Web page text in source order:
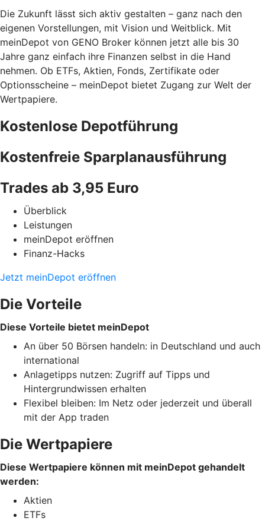
Die Zukunft lässt sich aktiv gestalten – ganz nach den
eigenen Vorstellungen, mit Vision und Weitblick. Mit
meinDepot von GENO Broker können jetzt alle bis 30
Jahre ganz einfach ihre Finanzen selbst in die Hand
nehmen. Ob ETFs, Aktien, Fonds, Zertifikate oder
Optionsscheine – meinDepot bietet Zugang zur Welt der
Wertpapiere.
Kostenlose Depotführung
Kostenfreie Sparplanausführung
Trades ab 3,95 Euro
Überblick
Leistungen
meinDepot eröffnen
Finanz-Hacks
Jetzt meinDepot eröffnen
Die Vorteile
Diese Vorteile bietet meinDepot
An über 50 Börsen handeln: in Deutschland und auch
international
Anlagetipps nutzen: Zugriff auf Tipps und
Hintergrundwissen erhalten
Flexibel bleiben: Im Netz oder jederzeit und überall
mit der App traden
Die Wertpapiere
Diese Wertpapiere können mit meinDepot gehandelt
werden:
Aktien
ETFs